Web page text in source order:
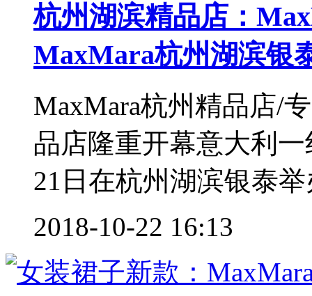
杭州湖滨精品店：
MaxMara杭州湖滨银
MaxMara杭州精品店/
品店隆重开幕意大利
21日在杭州湖滨银泰
2018-10-22 16:13